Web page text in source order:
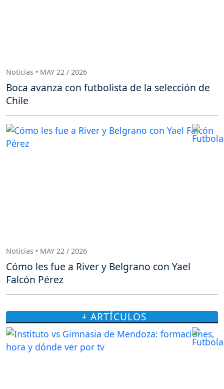
Noticias • MAY 22 / 2026
Boca avanza con futbolista de la selección de
Chile
Noticias • MAY 22 / 2026
Cómo les fue a River y Belgrano con Yael
Falcón Pérez
+ ARTÍCULOS